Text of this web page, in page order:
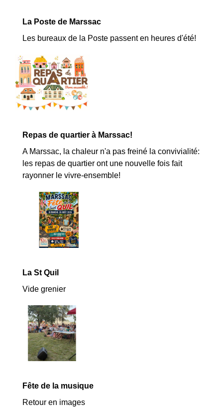
La Poste de Marssac
Les bureaux de la Poste passent en heures d'été!
Repas de quartier à Marssac!
A Marssac, la chaleur n'a pas freiné la convivialité:
les repas de quartier ont une nouvelle fois fait
rayonner le vivre-ensemble!
La St Quil
Vide grenier
Fête de la musique
Retour en images